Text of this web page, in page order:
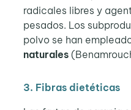
radicales libres y
pesados. Los
polvo se han
naturales
3. Fibras dietéticas